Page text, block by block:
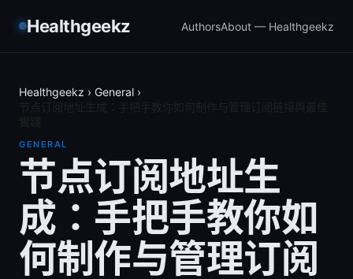
Healthgeekz AuthorsAbout — Healthgeekz
Healthgeekz › General ›
GENERAL
节点订阅地址生
成：手把手教你如
何制作与管理订阅